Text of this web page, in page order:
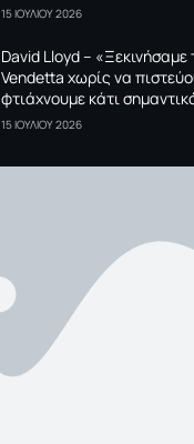
15 ΙΟΥΛΙΟΥ 2026
David Lloyd – «Ξεκινήσαμε
Vendetta χωρίς να
φτιάχνουμε κάτι
15 ΙΟΥΛΙΟΥ 2026